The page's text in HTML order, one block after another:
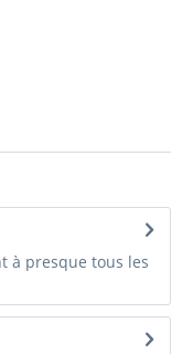
à presque tous les